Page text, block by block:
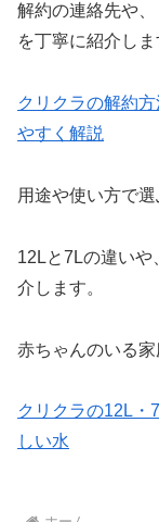
解約の連絡先や
を丁寧に紹介しま
クリクラの解約
やすく解説
用途や使い方で
12Lと7Lの違いや
介します。
赤ちゃんのいる家
クリクラの12L・
しい水